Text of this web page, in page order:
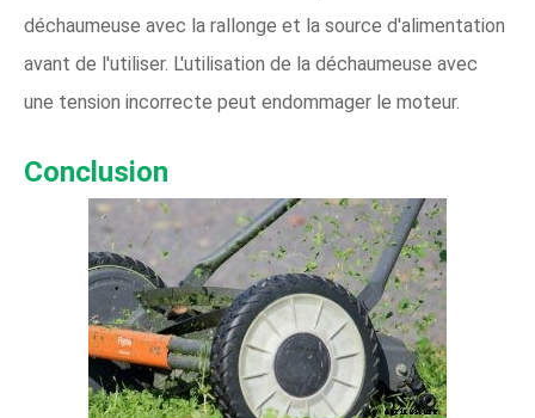
déchaumeuse avec la rallonge et la source d'alimentation
avant de l'utiliser. L'utilisation de la déchaumeuse avec
une tension incorrecte peut endommager le moteur.
Conclusion